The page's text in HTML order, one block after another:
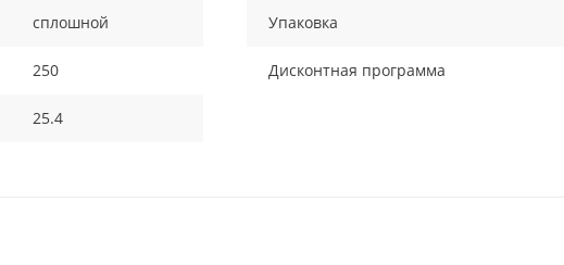
сплошной
250
25.4
Упаковка
Дисконтная программа